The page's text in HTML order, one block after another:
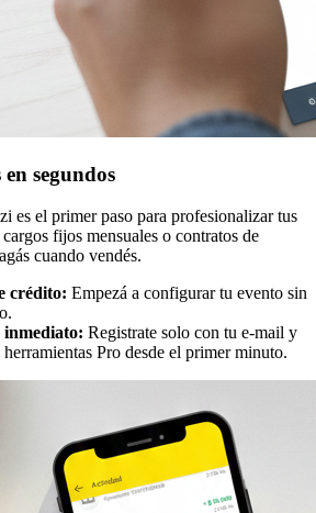
segundos
es el primer paso para profesionalizar tus
fijos mensuales o contratos de
cuando vendés.
crédito: Empezá a configurar tu evento sin
inmediato: Registrate solo con tu e-mail y
herramientas Pro desde el primer minuto.